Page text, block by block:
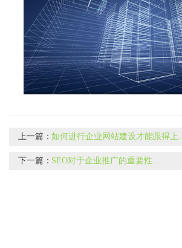
上一篇：如何进行企业网站建设才能跟得上...
下一篇： SEO对于企业推广的重要性...